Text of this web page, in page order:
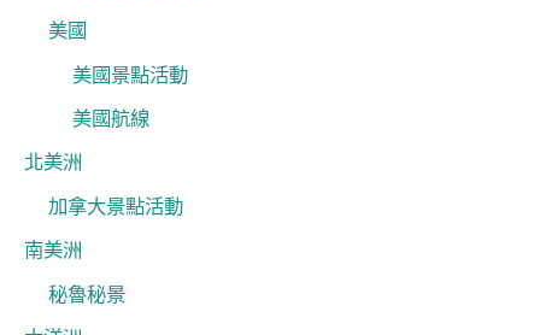
美國
美國景點活動
美國航線
北美洲
加拿大景點活動
南美洲
秘魯秘景